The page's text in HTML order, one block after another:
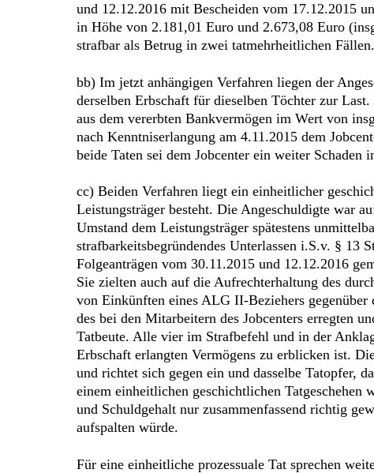
und 12.12.2016 mit Bescheiden vom 17.12.2015
in Höhe von 2.181,01 Euro und 2.673,08 Euro
strafbar als Betrug in zwei tatmehrheitlichen Fällen.
bb) Im jetzt anhängigen Verfahren liegen der
derselben Erbschaft für dieselben Töchter zur
aus dem vererbten Bankvermögen im Wert von
nach Kenntniserlangung am 4.11.2015 dem
beide Taten sei dem Jobcenter ein weiter Schaden
cc) Beiden Verfahren liegt ein einheitlicher
Leistungsträger besteht. Die Angeschuldigte war
Umstand dem Leistungsträger spätestens
strafbarkeitsbegründendes Unterlassen i.S.v. §
Folgeanträgen vom 30.11.2015 und 12.12.2016
Sie zielten auch auf die Aufrechterhaltung des
von Einkünften eines ALG II-Beziehers
des bei den Mitarbeitern des Jobcenters erregten
Tatbeute. Alle vier im Strafbefehl und in der
Erbschaft erlangten Vermögens zu erblicken ist.
und richtet sich gegen ein und dasselbe Tatopfer,
einem einheitlichen geschichtlichen Tatgeschehen
und Schuldgehalt nur zusammenfassend richtig
aufspalten würde.
Für eine einheitliche prozessuale Tat sprechen